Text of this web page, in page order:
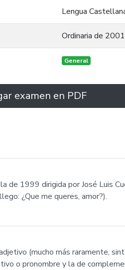
Lengua
Ordinaria de 2001
General
examen en PDF
de 1999 dirigida por José Luis
¿Que me queres, amor?).
(mucho más raramente,
o pronombre y la de